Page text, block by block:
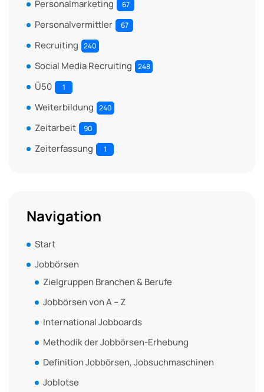
Personalmarketing 67
Personalvermittler 67
Recruiting 240
Social Media Recruiting 248
Ü50 1
Weiterbildung 240
Zeitarbeit 90
Zeiterfassung 1
Navigation
Start
Jobbörsen
Zielgruppen Branchen & Berufe
Jobbörsen von A – Z
International Jobboards
Methodik der Jobbörsen-Erhebung
Definition Jobbörsen, Jobsuchmaschinen
Joblotse